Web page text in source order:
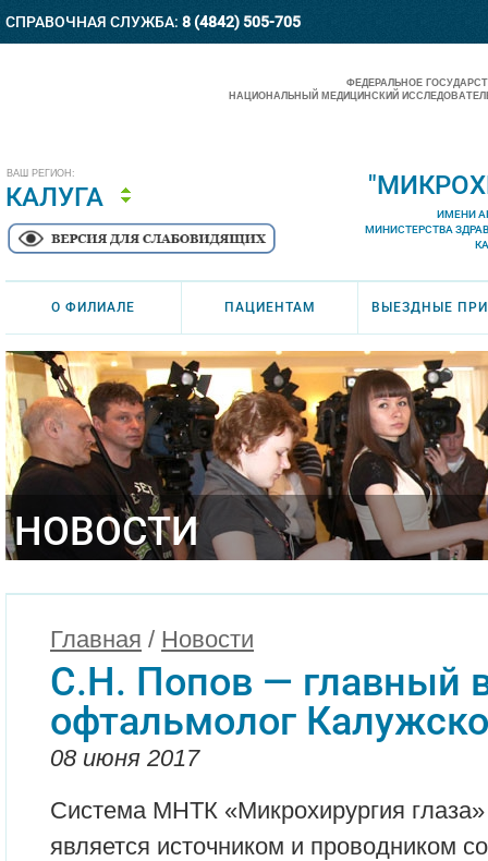
СПРАВОЧНАЯ СЛУЖБА: 8 (4842) 505-705
ВАШ РЕГИОН:
КАЛУГА
ФЕДЕРАЛЬНОЕ
НАЦИОНАЛЬНЫЙ МЕДИЦИНСКИЙ
ИМЕНИ
МИНИСТЕРСТВА
О ФИЛИАЛЕ ПАЦИЕНТАМ ВЫЕЗДНЫЕ
НОВОСТИ
Главная / Новости
С.Н. Попов — главный
офтальмолог
08 июня 2017
Система МНТК «Микрохирургия
является источником и проводником